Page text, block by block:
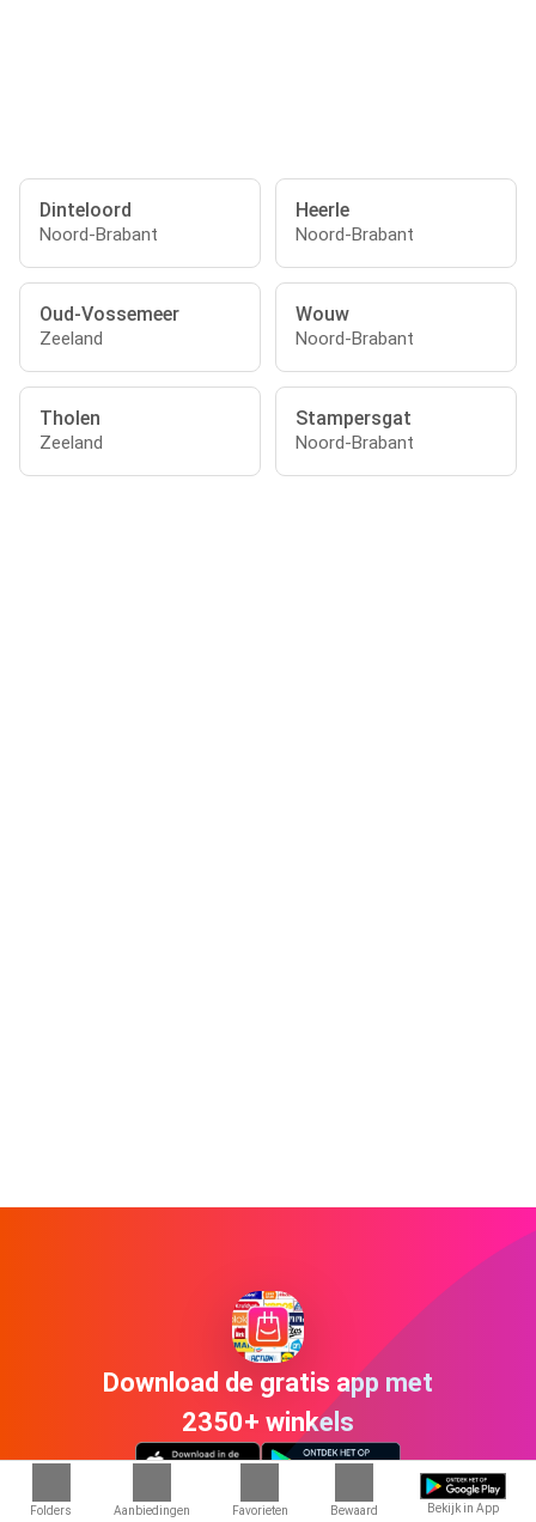
Folders Aanbiedingen Favorieten Bewaard Bekijk in App
Dinteloord
Noord-Brabant
Heerle
Noord-Brabant
Oud-Vossemeer
Zeeland
Wouw
Noord-Brabant
Tholen
Zeeland
Stampersgat
Noord-Brabant
Download de gratis app met
2350+ winkels